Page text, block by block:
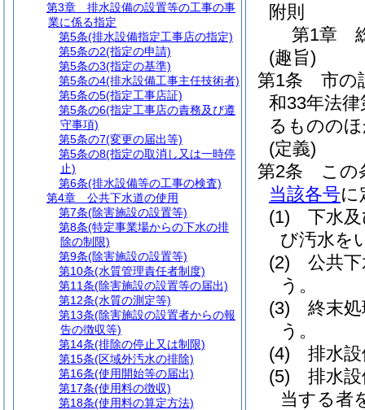
附則
第1章
(趣旨)
第1条
市の
和33年法
るものの
(定義)
第2条
この
当該各号に
(1)
下水
び汚水を
(2)
公共
う。
(3)
終末
う。
(4)
排水
(5)
排水
当する者
第3章
排水設備の設置等の工事の事
業に係る指定
第5条(排水設備指定工事店の指定)
第5条の2(指定の申請)
第5条の3(指定の基準)
第5条の4(排水設備工事主任技術者)
第5条の5(指定工事店証)
第5条の6(指定工事店の責務及び遵
守事項)
第5条の7(変更の届出等)
第5条の8(指定の取消し又は一時停
止)
第6条(排水設備等の工事の検査)
第4章
公共下水道の使用
第7条(除害施設の設置等)
第8条(特定事業場からの下水の排
除の制限)
第9条(除害施設の設置等)
第10条(水質管理責任者制度)
第11条(除害施設の設置等の届出)
第12条(水質の測定等)
第13条(除害施設の設置者からの報
告の徴収等)
第14条(排除の停止又は制限)
第15条(区域外汚水の排除)
第16条(使用開始等の届出)
第17条(使用料の徴収)
第18条(使用料の算定方法)